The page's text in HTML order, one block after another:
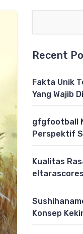
Recent
Fakta Unik
Yang Wajib
gfgfootball
Perspektif
Kualitas
Konsep